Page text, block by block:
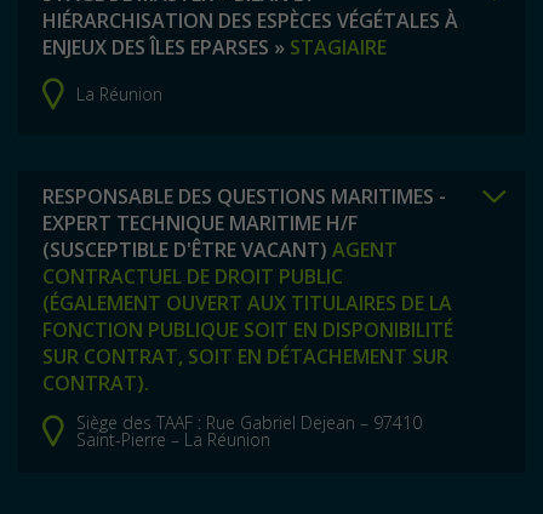
HIÉRARCHISATION DES ESPÈCES VÉGÉTALES À
ENJEUX DES ÎLES EPARSES » STAGIAIRE
La Réunion
RESPONSABLE DES QUESTIONS MARITIMES -
EXPERT TECHNIQUE MARITIME H/F
(SUSCEPTIBLE D'ÊTRE VACANT) AGENT
CONTRACTUEL DE DROIT PUBLIC
(ÉGALEMENT OUVERT AUX TITULAIRES DE LA
FONCTION PUBLIQUE SOIT EN DISPONIBILITÉ
SUR CONTRAT, SOIT EN DÉTACHEMENT SUR
CONTRAT).
Siège des TAAF : Rue Gabriel Dejean – 97410
Saint-Pierre – La Réunion